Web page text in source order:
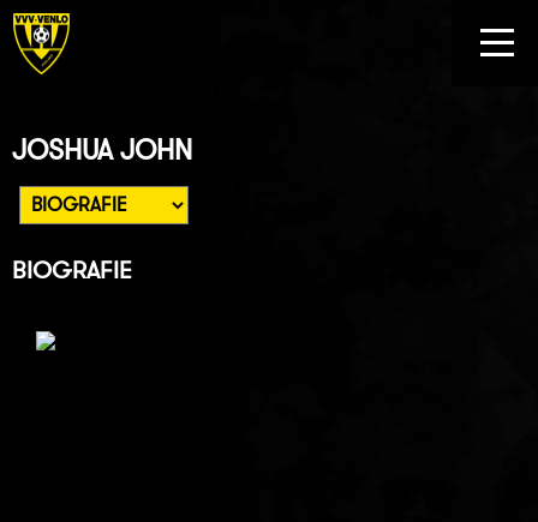
JOSHUA JOHN
BIOGRAFIE